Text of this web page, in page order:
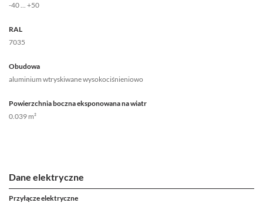
-40 ... +50
RAL
7035
Obudowa
aluminium wtryskiwane wysokociśnieniowo
Powierzchnia boczna eksponowana na wiatr
0.039 m²
Dane elektryczne
Przyłącze elektryczne